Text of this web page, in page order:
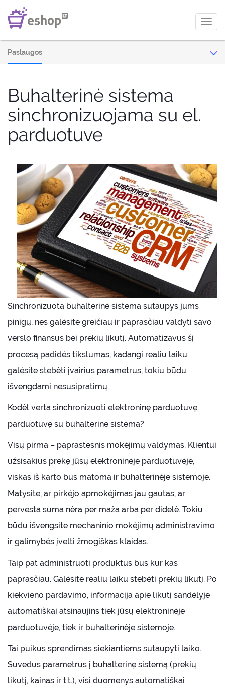
Paslaugos
Buhalterinė sistema
sinchronizuojama su el.
parduotuve
Sinchronizuota buhalterinė sistema sutaupys jums
pinigų, nes galėsite greičiau ir paprasčiau valdyti savo
verslo finansus bei prekių likutį. Automatizavus šį
procesą padidės tikslumas, kadangi realiu laiku
galėsite stebėti įvairius parametrus, tokiu būdu
išvengdami nesusipratimų.
Kodėl verta sinchronizuoti elektroninę parduotuvę
parduotuvę su buhalterine sistema?
Visų pirma – paprastesnis mokėjimų valdymas. Klientui
užsisakius prekę jūsų elektroninėje parduotuvėje,
viskas iš karto bus matoma ir buhalterinėje sistemoje.
Matysite, ar pirkėjo apmokėjimas jau gautas, ar
pervesta suma nėra per maža arba per didelė. Tokiu
būdu išvengsite mechaninio mokėjimų administravimo
ir galimybės įvelti žmogiškas klaidas.
Taip pat administruoti produktus bus kur kas
paprasčiau. Galėsite realiu laiku stebėti prekių likutį. Po
kiekvieno pardavimo, informacija apie likutį sandėlyje
automatiškai atsinaujins tiek jūsų elektroninėje
parduotuvėje, tiek ir buhalterinėje sistemoje.
Tai puikus sprendimas siekiantiems sutaupyti laiko.
Suvedus parametrus į buhalterinę sistemą (prekių
likutį, kainas ir t.t.), visi duomenys automatiškai